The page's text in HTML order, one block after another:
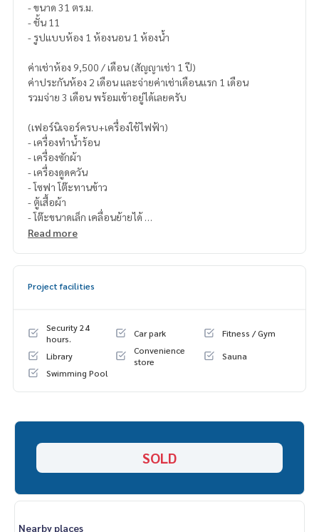
- ขนาด 31 ตร.ม.
- ชั้น 11
- รูปแบบห้อง 1 ห้องนอน 1 ห้องน้ำ
ค่าเช่าห้อง 9,500 / เดือน (สัญญาเช่า 1 ปี)
ค่าประกันห้อง 2 เดือน และจ่ายค่าเช่าเดือนแรก 1 เดือน
รวมจ่าย 3 เดือน พร้อมเข้าอยู่ได้เลยครับ
(เฟอร์นิเจอร์ครบ+เครื่องใช้ไฟฟ้า)
- เครื่องทำน้ำร้อน
- เครื่องซักผ้า
- เครื่องดูดควัน
- โซฟา โต๊ะทานข้าว
- ตู้เสื้อผ้า
- โต๊ะขนาดเล็ก เคลื่อนย้ายได้
- ตู้ใต้ทีวีใส่ของ
- โต๊ะขนาดเล็กหัวเตียง
- Access Card lock ลิฟท์เฉพาะชั้นที่อยู่เท่านั้น
Read more
Project facilities
Security 24
hours.
Car park
Fitness / Gym
Library
Convenience
store
Sauna
Swimming Pool
SOLD
Nearby places